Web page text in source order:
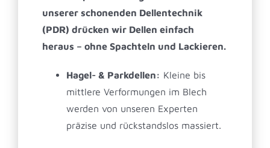
unserer schonenden Dellentechnik
(PDR) drücken wir Dellen einfach
heraus – ohne Spachteln und Lackieren.
Hagel- & Parkdellen: Kleine bis
mittlere Verformungen im Blech
werden von unseren Experten
präzise und rückstandslos massiert.